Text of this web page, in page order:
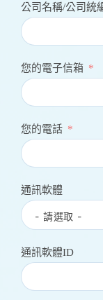
公司名稱/公司統
您的電子信箱
您的電話
通訊軟體
通訊軟體ID